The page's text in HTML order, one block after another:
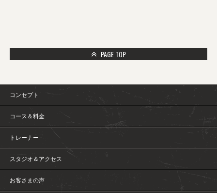
PAGE TOP
コンセプト
コース＆料金
トレーナー
スタジオ＆アクセス
お客さまの声